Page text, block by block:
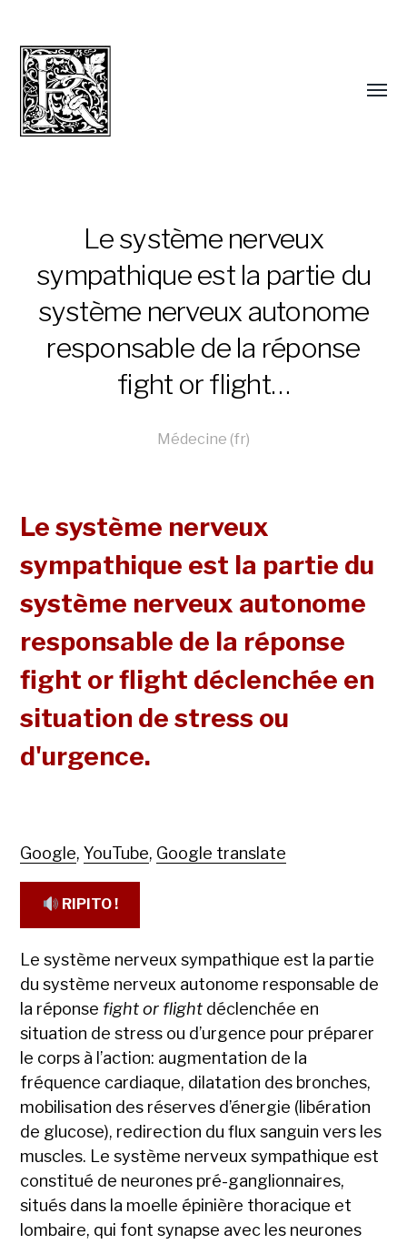
Le système nerveux
sympathique est la partie du
système nerveux autonome
responsable de la réponse
fight or flight…
Médecine (fr)
Le système nerveux
sympathique est la partie du
système nerveux autonome
responsable de la réponse
fight or flight déclenchée en
situation de stress ou
d'urgence.
Google,YouTube, Google translate
RIPITO !
Le système nerveux sympathique est la partie
du système nerveux autonome responsable de
la réponse fight or flight déclenchée en
situation de stress ou d’urgence pour préparer
le corps à l’action: augmentation de la
fréquence cardiaque, dilatation des bronches,
mobilisation des réserves d’énergie (libération
de glucose), redirection du flux sanguin vers les
muscles. Le système nerveux sympathique est
constitué de neurones pré-ganglionnaires,
situés dans la moelle épinière thoracique et
lombaire, qui font synapse avec les neurones